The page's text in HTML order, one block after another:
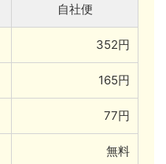
自社便
352円
165円
77円
無料